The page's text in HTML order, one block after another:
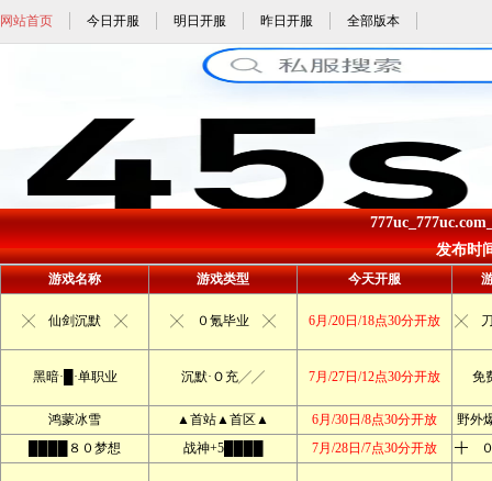
网站首页 今日开服 明日开服 昨日开服 全部版本
发布时
游戏名称 游戏类型 今天开服
╳ 仙剑沉默 ╳ ╳ ０氪毕业 ╳ 6月/20日/18点30分开放 ╳ 刀
黑暗·█·单职业 沉默·Ｏ充╱╱ 7月/27日/12点30分开放 免
鸿蒙冰雪 ▲首站▲首区▲ 6月/30日/8点30分开放
野外
████８０梦想
战神+5████ 7月/28日/7点30分开放 ╋ ０